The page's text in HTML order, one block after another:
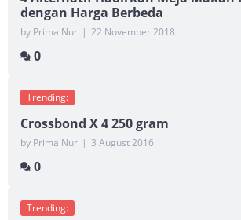
dengan Harga Berbeda
by Prima Nur | 22 November 2018
0
Trending:
Crossbond X 4 250 gram
by Prima Nur | 3 August 2016
0
Trending: